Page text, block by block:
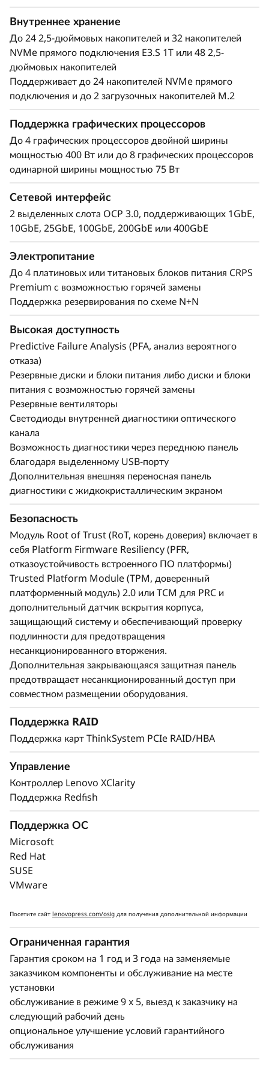
ж
н
ы
х
р
б
о
ч
и
н
р
о
Обеспечение
необходимой
Lenovo ThinkSystem SR860 V4 4S
поддерживает до 344 ядер центрального
пропускную способность* благодаря новейшей
памяти DDR5. Новая технология PCIe 5-го
поколения устраняет узкие места между
слотами расширения и накопителями NVMe.
поколения больше*. Поддерживает до четырех
полноразмерных графических процессоров
корпоративного класса и 32 E3.S или 24 2,5-
дюймовых диска NVMe с прямым
подключением, обеспечивая ваш бизнес
технологиями с исключительной
производительностью и ценностью,
необходимыми для рабочих нагрузок
корпоративного класса.
Продлите время
безотказной работы
Когда система не работает, минуты кажутся
часами. Для выполнения рабочих процессов
соответствующая система, работающая
безотказно как можно дольше. ThinkSystem
SR860 V4 имеет такие функции как анализ
сокращения времени простоя, а диагностика
оптического канала позволит выявить
неисправности в кратчайшие сроки и быстрее
Lenovo представляет собой мини-компьютер,
ключевых показателей работоспособности,
таких как температура и напряжение, а также
управляет состояниями питания системы, даже
Внутреннее хранение
До 24 2,5-дюймовых накопителей и 32 накопителей
NVMe прямого подключения E3.S 1T или 48 2,5-
дюймовых накопителей
Поддерживает до 24 накопителей NVMe прямого
подключения и до 2 загрузочных накопителей M.2
Поддержка графических процессоров
До 4 графических процессоров двойной ширины
мощностью 400 Вт или до 8 графических процессоров
одинарной ширины мощностью 75 Вт
Сетевой интерфейс
2 выделенных слота OCP 3.0, поддерживающих 1GbE,
10GbE, 25GbE, 100GbE, 200GbE или 400GbE
Электропитание
До 4 платиновых или титановых блоков питания CRPS
Premium с возможностью горячей замены
Поддержка резервирования по схеме N+N
Высокая доступность
Predictive Failure Analysis (PFA, анализ вероятного
отказа)
Резервные диски и блоки питания либо диски и блоки
питания с возможностью горячей замены
Резервные вентиляторы
Светодиоды внутренней диагностики оптического
канала
Возможность диагностики через переднюю панель
благодаря выделенному USB-порту
Дополнительная внешняя переносная панель
диагностики с жидкокристаллическим экраном
Безопасность
Модуль Root of Trust (RoT, корень доверия) включает в
себя Platform Firmware Resiliency (PFR,
отказоустойчивость встроенного ПО платформы)
Trusted Platform Module (TPM, доверенный
платформенный модуль) 2.0 или TCM для PRC и
дополнительный датчик вскрытия корпуса,
защищающий систему и обеспечивающий проверку
подлинности для предотвращения
несанкционированного вторжения.
Дополнительная закрывающаяся защитная панель
предотвращает несанкционированный доступ при
совместном размещении оборудования.
Поддержка RAID
Поддержка карт ThinkSystem PCIe RAID/HBA
Управление
Контроллер Lenovo XClarity
Поддержка Redfish
Поддержка ОС
Microsoft
Red Hat
SUSE
VMware
Посетите сайт lenovopress.com/osig для получения дополнительной информации
Ограниченная гарантия
Гарантия сроком на 1 год и 3 года на заменяемые
заказчиком компоненты и обслуживание на месте
установки
обслуживание в режиме 9 x 5, выезд к заказчику на
следующий рабочий день
опциональное улучшение условий гарантийного
обслуживания